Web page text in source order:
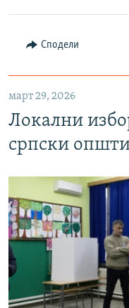
Сподели
март 29, 2026
Локални
српски